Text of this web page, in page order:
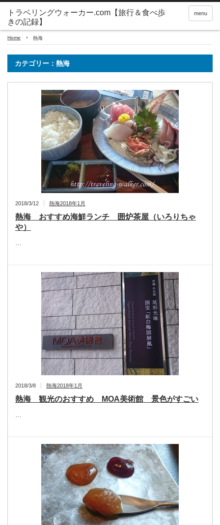
トラベリングウォーカー.com【旅行＆食べ歩
きの記録】
menu
Home 熱海
カテゴリー：熱海
2018/3/12 熱海2018年1月
熱海 おすすめ海鮮ランチ 囲炉茶屋（いろりちゃ
や）
…
2018/3/8 熱海2018年1月
熱海 観光のおすすめ MOA美術館 景色がすごい
…